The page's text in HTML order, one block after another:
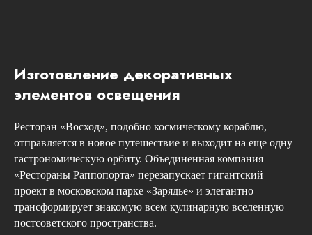
Изготовление декоративных
элементов освещения
Ресторан «Восход», подобно космическому кораблю,
отправляется в новое путешествие и выходит на еще одну
гастрономическую орбиту. Объединенная компания
«Рестораны Раппопорта» перезапускает гигантский
проект в московском парке «Зарядье» и элегантно
трансформирует знакомую всем кулинарную вселенную
постсоветского пространства.